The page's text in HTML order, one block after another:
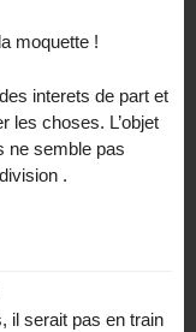
moquette !
interets de part et
les choses. L’objet
ne semble pas
.
il serait pas en train